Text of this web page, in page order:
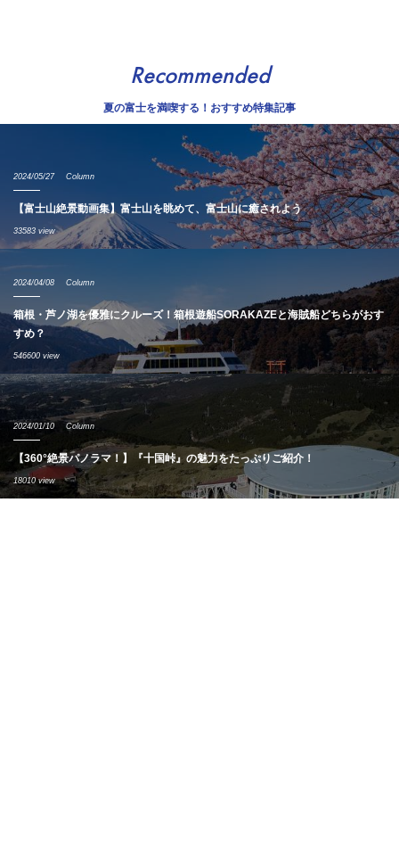
Recommended
夏の富士を満喫する！おすすめ特集記事
2024/05/27 Column
【富士山絶景動画集】富士山を眺めて、富士山に癒されよう
33583 view
2024/04/08 Column
箱根・芦ノ湖を優雅にクルーズ！箱根遊船SORAKAZEと海賊船どちらがおす
すめ？
546600 view
2024/01/10 Column
【360°絶景パノラマ！】『十国峠』の魅力をたっぷりご紹介！
18010 view